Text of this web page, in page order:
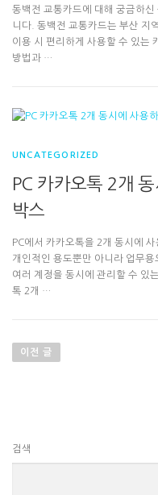
동백전 교통카드에 대해 궁금하
니다. 동백전 교통카드는 부산 지
이용 시 편리하게 사용할 수 있는
방법과 …
UNCATEGORIZED
PC 카카오톡 2개
박스
PC에서 카카오톡을 2개 동시에
개인적인 용도뿐만 아니라 업무
여러 계정을 동시에 관리할 수 있
톡 2개 …
탐
이전 글
검색